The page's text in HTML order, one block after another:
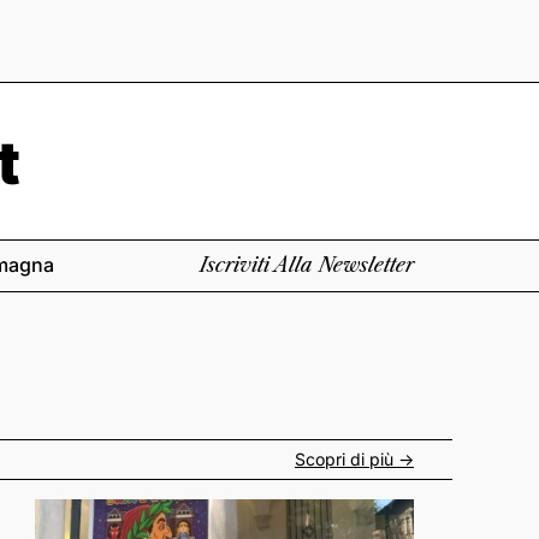
Iscriviti Alla Newsletter
Scopri di più ->